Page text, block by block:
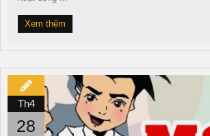
Xem thêm
Th4
28